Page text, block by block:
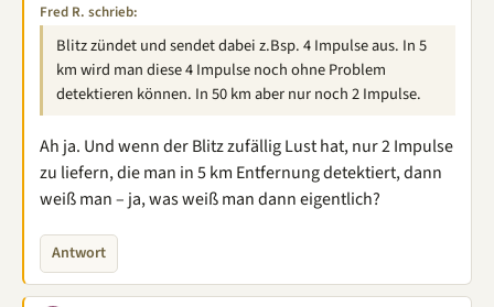
Fred R. schrieb:
Blitz zündet und sendet dabei z.Bsp. 4 Impulse aus. In 5
km wird man diese 4 Impulse noch ohne Problem
detektieren können. In 50 km aber nur noch 2 Impulse.
Ah ja. Und wenn der Blitz zufällig Lust hat, nur 2 Impulse
zu liefern, die man in 5 km Entfernung detektiert, dann
weiß man – ja, was weiß man dann eigentlich?
Antwort